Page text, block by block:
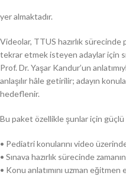
yer almaktadır.
Videolar, TTUS hazırlık
tekrar etmek isteyen adaylar için
Prof. Dr. Yaşar Kandur’un
anlaşılır hâle getirilir; adayın
hedeflenir.
Bu paket özellikle şunlar için güçlü
• Pediatri konularını video
• Sınava hazırlık sürecinde
• Konu anlatımını uzman